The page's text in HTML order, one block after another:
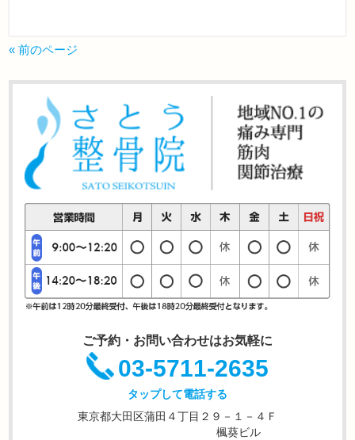
« 前のページ
ご予約・お問い合わせはお気軽に
03-5711-2635
タップして電話する
東京都大田区蒲田４丁目２９－１－４Ｆ
楓葵ビル